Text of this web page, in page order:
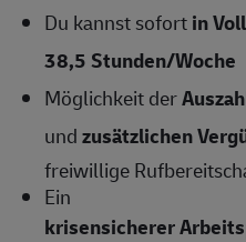
Du kannst sofortin
38,5Stunden/Woche
Möglichkeit der
undzusätzlichen
freiwillige
Ein
krisensicherer